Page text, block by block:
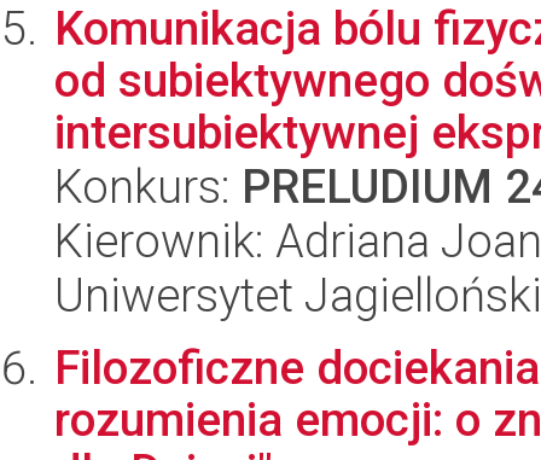
Komunikacja bólu
od subiektywnego
intersubiektywnej
Konkurs: PRELUDIUM
Kierownik: Adriana
Uniwersytet Jagielloński
Filozoficzne
rozumienia emocji: o